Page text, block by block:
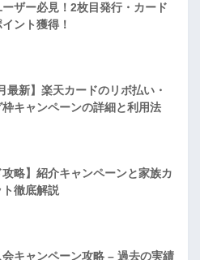
ザー必見！2枚目発行・カード
ント獲得！
最新】楽天カードのリボ払い・
キャンペーンの詳細と利用法
攻略】紹介キャンペーンと家族カ
徹底解説
キャンペーン攻略 – 過去の実績